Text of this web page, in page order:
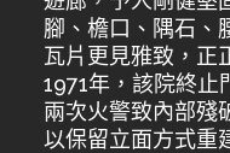
腳、檐口、隅石、
瓦片更見雅致，正
1971年，該院終止
兩次火警致內部殘
以保留立面方式重